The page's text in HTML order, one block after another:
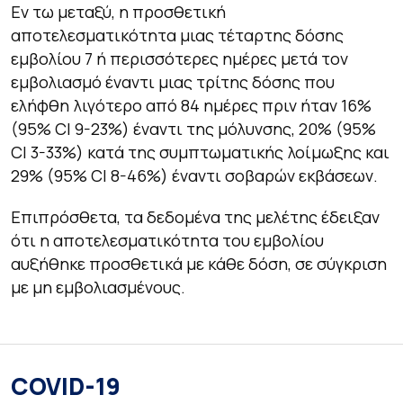
Εν τω μεταξύ, η προσθετική
αποτελεσματικότητα μιας τέταρτης δόσης
εμβολίου 7 ή περισσότερες ημέρες μετά τον
εμβολιασμό έναντι μιας τρίτης δόσης που
ελήφθη λιγότερο από 84 ημέρες πριν ήταν 16%
(95% CI 9-23%) έναντι της μόλυνσης, 20% (95%
CI 3-33%) κατά της συμπτωματικής λοίμωξης και
29% (95% CI 8-46%) έναντι σοβαρών εκβάσεων.
Επιπρόσθετα, τα δεδομένα της μελέτης έδειξαν
ότι η αποτελεσματικότητα του εμβολίου
αυξήθηκε προσθετικά με κάθε δόση, σε σύγκριση
με μη εμβολιασμένους.
COVID-19